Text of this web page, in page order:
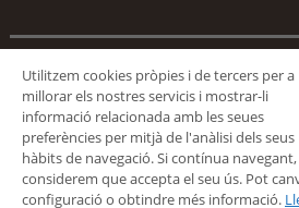
© 2026 Fundación Deportiva Municipal
Utilitzem cookies pròpies i de tercers per a
millorar els nostres servicis i mostrar-li
informació relacionada amb les seues
preferències per mitjà de l'anàlisi dels seus
hàbits de navegació. Si contínua navegant,
considerem que accepta el seu ús. Pot
configuració o obtindre més informació.